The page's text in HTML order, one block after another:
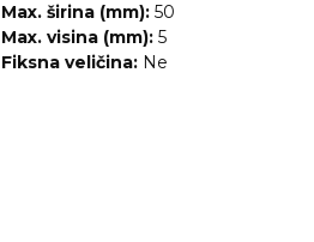
Max. širina (mm): 50
Max. visina (mm): 5
Fiksna veličina: Ne